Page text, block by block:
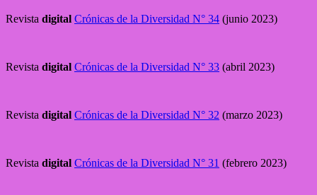
Revista digital Crónicas de la Diversidad N° 34 (junio 2023)
Revista digital Crónicas de la Diversidad N° 33 (abril 2023)
Revista digital Crónicas de la Diversidad N° 32 (marzo 2023)
Revista digital Crónicas de la Diversidad N° 31 (febrero 2023)